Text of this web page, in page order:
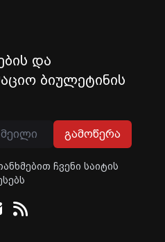
და
ბიულეტინის
გამოწერა
ჩვენი საიტის
RSS